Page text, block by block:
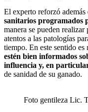
El experto reforzó
sanitarios programados
manera se pueden
atentos a las patologías
tiempo. En este sentido
estén bien informados
influencia y, en
de sanidad de su ganado.
Foto gentileza Lic.